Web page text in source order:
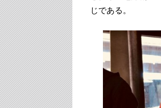
じである。